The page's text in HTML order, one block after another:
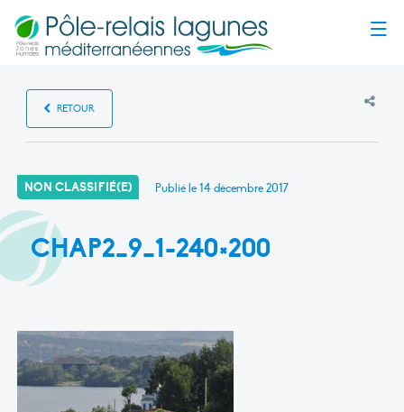
RETOUR
NON CLASSIFIÉ(E) Publié le14 décembre 2017
CHAP2_9_1-240×200